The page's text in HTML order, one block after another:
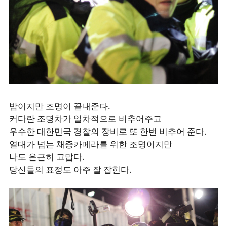
밤이지만 조명이 끝내준다.
커다란 조명차가 일차적으로 비추어주고
우수한 대한민국 경찰의 장비로 또 한번 비추어 준다.
열대가 넘는 채증카메라를 위한 조명이지만
나도 은근히 고맙다.
당신들의 표정도 아주 잘 잡힌다.